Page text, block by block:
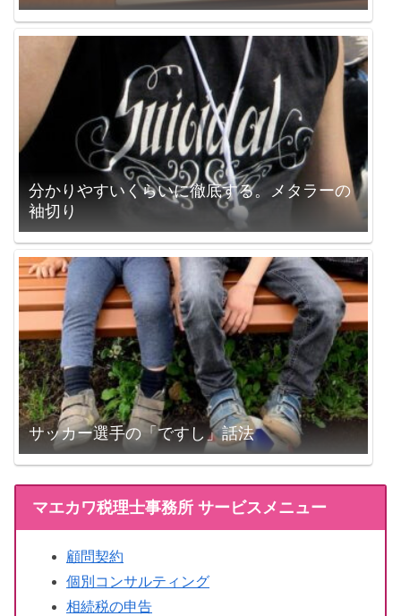
分かりやすいくらいに徹底する。メタラーの
袖切り
サッカー選手の「ですし」話法
マエカワ税理士事務所 サービスメニュー
顧問契約
個別コンサルティング
相続税の申告